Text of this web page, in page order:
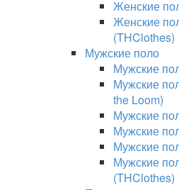
Женские
Женские
(THClothes)
Мужские поло
Мужские
Мужские
the Loom)
Мужские
Мужские
Мужские
Мужские
(THClothes)